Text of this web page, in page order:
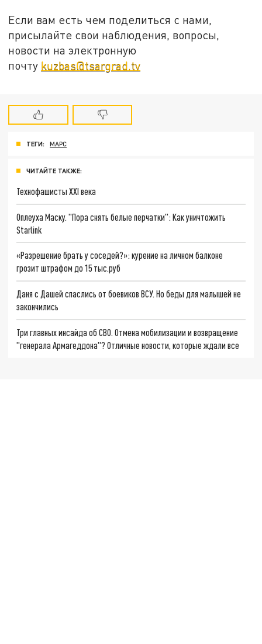
Если вам есть чем поделиться с нами,
присылайте свои наблюдения, вопросы,
новости на электронную
почту kuzbas@tsargrad.tv
ТЕГИ: МАРС
ЧИТАЙТЕ ТАКЖЕ:
Технофашисты XXI века
Оплеуха Маску. "Пора снять белые перчатки": Как уничтожить
Starlink
«Разрешение брать у соседей?»: курение на личном балконе
грозит штрафом до 15 тыс.руб
Даня с Дашей спаслись от боевиков ВСУ. Но беды для малышей не
закончились
Три главных инсайда об СВО. Отмена мобилизации и возвращение
"генерала Армагеддона"? Отличные новости, которые ждали все